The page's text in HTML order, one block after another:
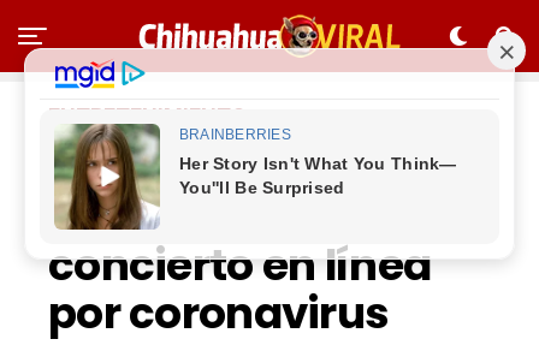
ENTRETENIMIENTO
Alejandro Sanz y
Juanes ofrecen
concierto en línea
por coronavirus